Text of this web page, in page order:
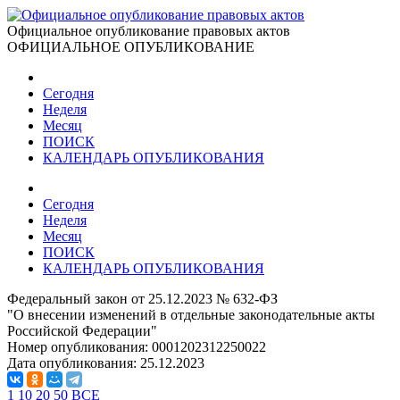
Официальное опубликование правовых актов
ОФИЦИАЛЬНОЕ ОПУБЛИКОВАНИЕ
Сегодня
Неделя
Месяц
ПОИСК
КАЛЕНДАРЬ ОПУБЛИКОВАНИЯ
Сегодня
Неделя
Месяц
ПОИСК
КАЛЕНДАРЬ ОПУБЛИКОВАНИЯ
Федеральный закон от 25.12.2023 № 632-ФЗ
"О внесении изменений в отдельные законодательные акты
Российской Федерации"
Номер опубликования: 0001202312250022
Дата опубликования: 25.12.2023
1 10 20 50 ВСЕ